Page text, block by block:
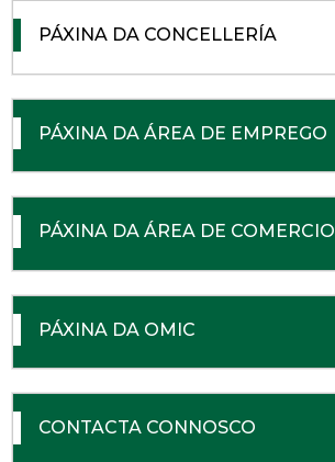
PÁXINA DA CONCELLERÍA
PÁXINA DA ÁREA DE EMPREGO
PÁXINA DA ÁREA DE COMERCIO
PÁXINA DA OMIC
CONTACTA CONNOSCO